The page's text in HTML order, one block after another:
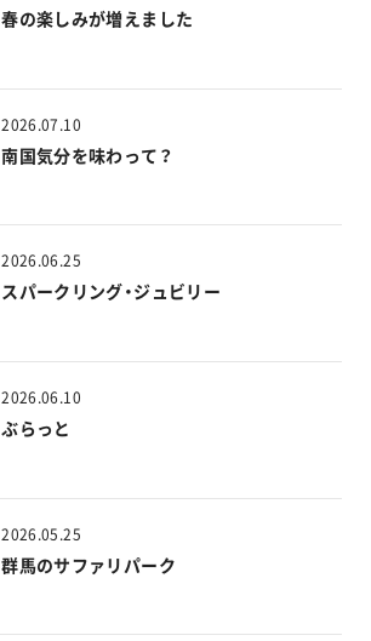
春の楽しみが増えました
2026.07.10
南国気分を味わって？
2026.06.25
スパークリング・ジュビリー
2026.06.10
ぶらっと
2026.05.25
群馬のサファリパーク